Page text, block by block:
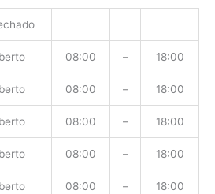
08:00 – 18:00
08:00 – 18:00
08:00 – 18:00
08:00 – 18:00
08:00 – 18:00